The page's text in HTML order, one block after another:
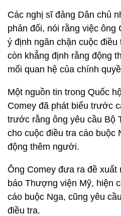
Các nghị sĩ đảng Dân chủ
phản đối, nói rằng việc ông
ý định ngăn chặn cuộc
còn khẳng định rằng động
mối quan hệ của chính
Một nguồn tin trong Quốc
Comey đã phát biểu trước
trước rằng ông yêu cầu Bộ
cho cuộc điều tra cáo buộc
động thêm người.
Ông Comey đưa ra đề xuất
báo Thượng viện Mỹ, hiện
cáo buộc Nga, cũng yêu
điều tra.